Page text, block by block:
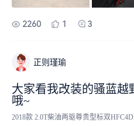
2260 1 3
正则瑾瑜
大家看我改装的骚蓝越
哦~
2018款 2.0T柴油两驱尊贵型标双